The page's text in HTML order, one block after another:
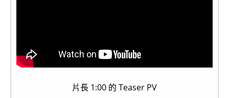
片長 1:00 的 Teaser PV